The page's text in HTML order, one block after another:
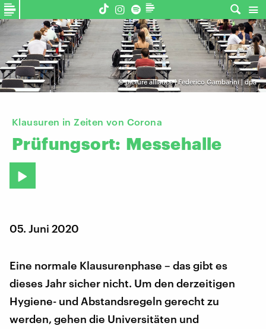
©picture alliance | Federico Gambarini | dpa
Klausuren in Zeiten von Corona
Prüfungsort: Messehalle
05. Juni 2020
Eine normale Klausurenphase – das gibt es
dieses Jahr sicher nicht. Um den derzeitigen
Hygiene- und Abstandsregeln gerecht zu
werden, gehen die Universitäten und